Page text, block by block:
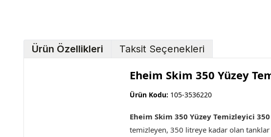
Ürün Özellikleri Taksit Seçenekleri
Eheim Skim 350 Yüzey
Ürün Kodu: 105-3536220
Eheim Skim 350 Yüzey Temizleyici
temizleyen, 350 litreye kadar olan